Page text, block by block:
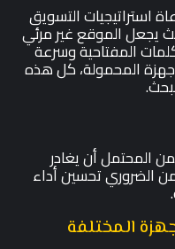
استراتيجيات التسويق
يجعل الموقع غير مرئي
المفتاحية وسرعة
المحمولة، كل هذه
المحتمل أن يغادر
الضروري تحسين أداء